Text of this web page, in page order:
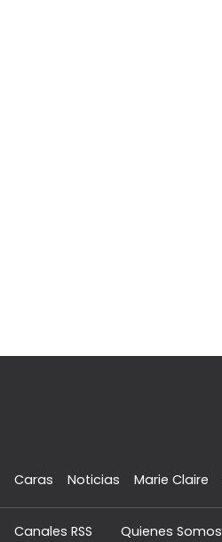
Caras Noticias Marie Claire
Canales RSS Quienes Somos